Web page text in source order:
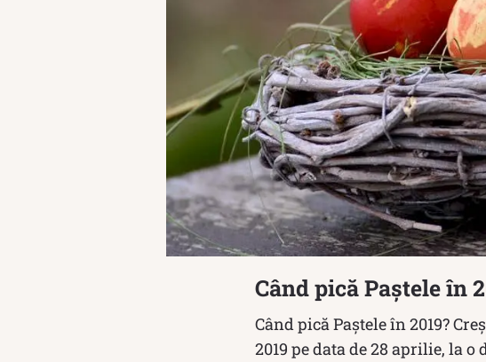
Când pică Paștele în
Când pică Paștele în 2019?
2019 pe data de 28 aprilie, la